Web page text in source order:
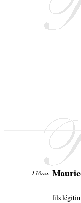
110aa.
fils